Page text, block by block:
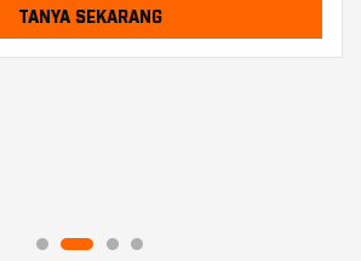
TANYA SEKARANG